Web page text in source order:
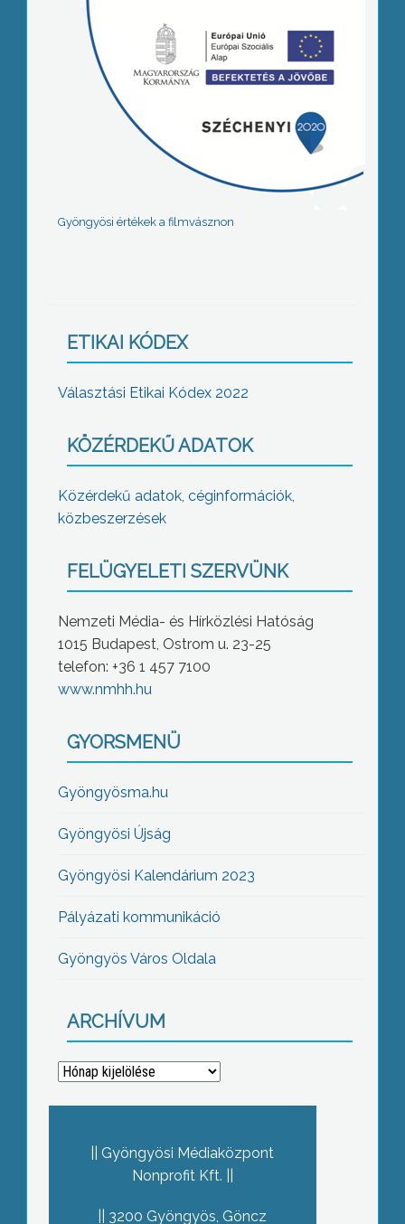
Gyöngyösi értékek a filmvásznon
ETIKAI KÓDEX
Választási Etikai Kódex 2022
KÖZÉRDEKŰ ADATOK
Közérdekű adatok, céginformációk,
közbeszerzések
FELÜGYELETI SZERVÜNK
Nemzeti Média- és Hírközlési Hatóság
1015 Budapest, Ostrom u. 23-25
telefon: +36 1 457 7100
www.nmhh.hu
GYORSMENÜ
Gyöngyösma.hu
Gyöngyösi Újság
Gyöngyösi Kalendárium 2023
Pályázati kommunikáció
Gyöngyös Város Oldala
ARCHÍVUM
Archívum
Gyöngyösi Médiaközpont
Nonprofit Kft.
3200 Gyöngyös, Göncz